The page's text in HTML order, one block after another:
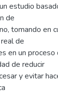
estudio
de
tomando en
de
en un proceso
de reducir
y evitar